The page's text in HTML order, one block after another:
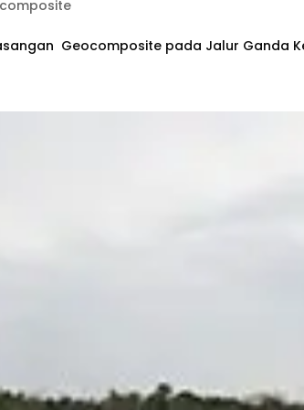
Geocomposite pada Jalur Ganda